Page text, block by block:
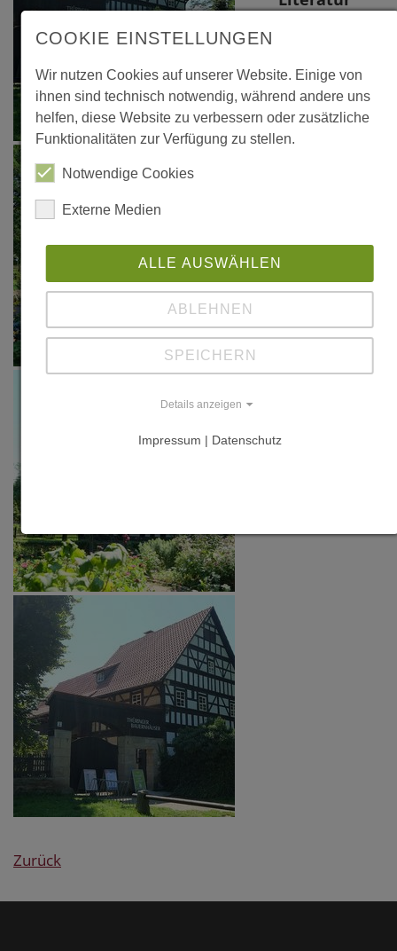
Zurück
"Thüringer
Bauernhäuser"
in Rudolfstadt",
COOKIE EINSTELLUNGEN
Wir nutzen Cookies auf unserer Website. Einige von
ihnen sind technisch notwendig, während andere uns
helfen, diese Website zu verbessern oder zusätzliche
Funktionalitäten zur Verfügung zu stellen.
Notwendige Cookies
Externe Medien
ALLE AUSWÄHLEN
ABLEHNEN
SPEICHERN
Details anzeigen
Impressum | Datenschutz